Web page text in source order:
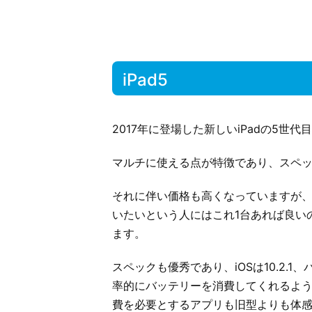
iPad5
2017年に登場した新しいiPadの5世代
マルチに使える点が特徴であり、スペ
それに伴い価格も高くなっていますが
いたいという人にはこれ1台あれば良
ます。
スペックも優秀であり、iOSは10.2.1
率的にバッテリーを消費してくれるよ
費を必要とするアプリも旧型よりも体